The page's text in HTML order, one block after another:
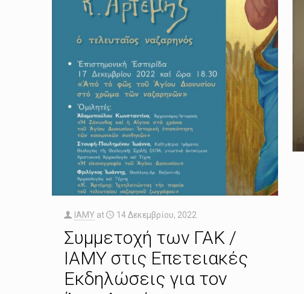
IAMY at 14 Δεκεμβρίου, 2022
Συμμετοχή των ΓΑΚ /
ΙΑΜΥ στις Επετειακές
Εκδηλώσεις για τον